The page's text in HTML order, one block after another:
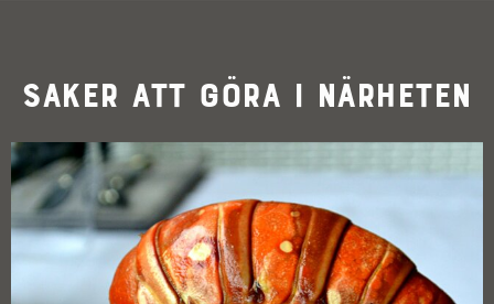
Saker att göra i närheten